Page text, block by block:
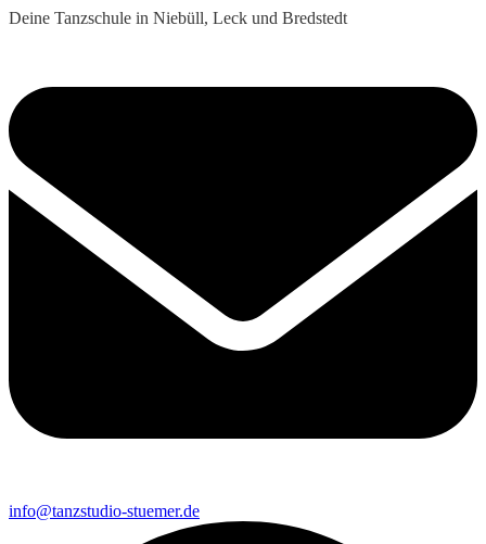
Deine Tanzschule in Niebüll, Leck und Bredstedt
info@tanzstudio-stuemer.de